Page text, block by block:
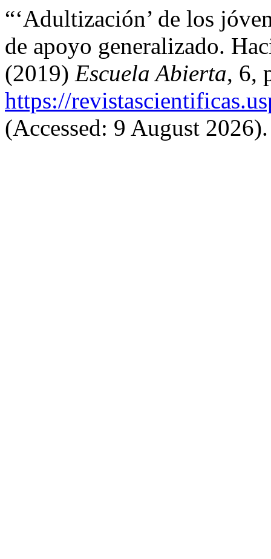
“‘Adultización’ de los
de apoyo generalizado.
(2019) Escuela Abierta, 6,
https://
(Accessed: 9 August 2026).